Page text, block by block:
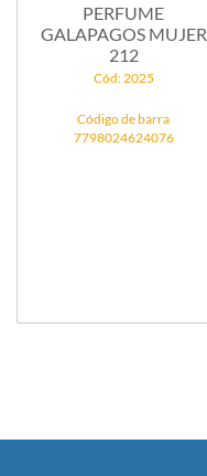
PERFUME
GALAPAGOS MUJER
212
Cód: 2025
Código de barra
7798024624076